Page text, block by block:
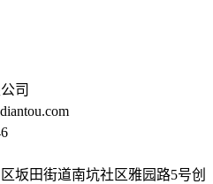
司
坂田街道南坑社区雅园路5号创